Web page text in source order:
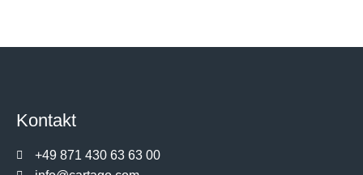
Kontakt
+49 871 430 63 63 00